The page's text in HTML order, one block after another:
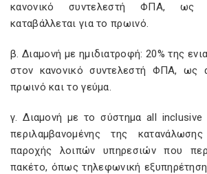
κανονικό συντελεστή ΦΠΑ, ως
καταβάλλεται για το πρωινό.
β. Διαμονή με ημιδιατροφή: 20% της
στον κανονικό συντελεστή ΦΠΑ, ως
πρωινό και το γεύμα.
γ. Διαμονή με το σύστημα all inclusive
περιλαμβανομένης της
παροχής λοιπών υπηρεσιών που
πακέτο, όπως τηλεφωνική